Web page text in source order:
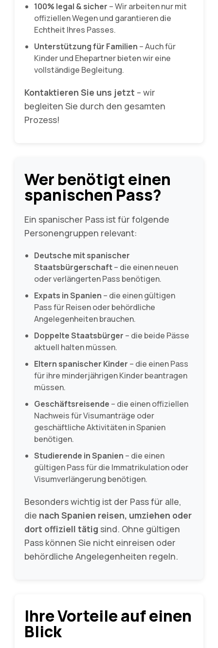
100% legal & sicher – Wir arbeiten nur mit
offiziellen Wegen und garantieren die
Echtheit Ihres Passes.
Unterstützung für Familien – Auch für
Kinder und Ehepartner bieten wir eine
vollständige Begleitung.
Kontaktieren Sie uns jetzt – wir
begleiten Sie durch den gesamten
Prozess!
Wer benötigt einen
spanischen Pass?
Ein spanischer Pass ist für folgende
Personengruppen relevant:
Deutsche mit spanischer
Staatsbürgerschaft– die einen neuen
oder verlängerten Pass benötigen.
Expats in Spanien – die einen gültigen
Pass für Reisen oder behördliche
Angelegenheiten brauchen.
Doppelte Staatsbürger – die beide Pässe
aktuell halten müssen.
Eltern spanischer Kinder – die einen Pass
für ihre minderjährigen Kinder beantragen
müssen.
Geschäftsreisende – die einen offiziellen
Nachweis für Visumanträge oder
geschäftliche Aktivitäten in Spanien
benötigen.
Studierende in Spanien – die einen
gültigen Pass für die Immatrikulation oder
Visumverlängerung benötigen.
Besonders wichtig ist der Pass für alle,
die nach Spanien reisen, umziehen oder
dort offiziell tätig sind. Ohne gültigen
Pass können Sie nicht einreisen oder
behördliche Angelegenheiten regeln.
Ihre Vorteile auf einen
Blick